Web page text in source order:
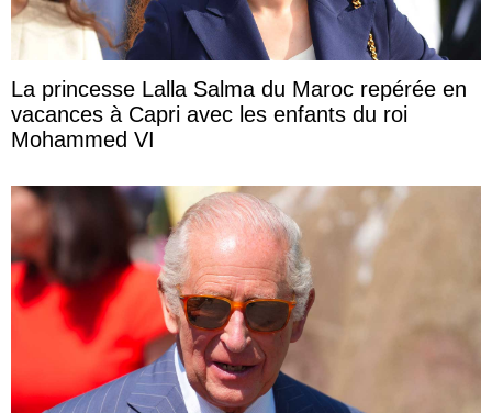
La princesse Lalla Salma du Maroc repérée en
vacances à Capri avec les enfants du roi
Mohammed VI